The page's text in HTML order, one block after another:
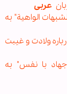
عربی
الواهية" به
ولادت و غیبت
جهاد با نفس" به